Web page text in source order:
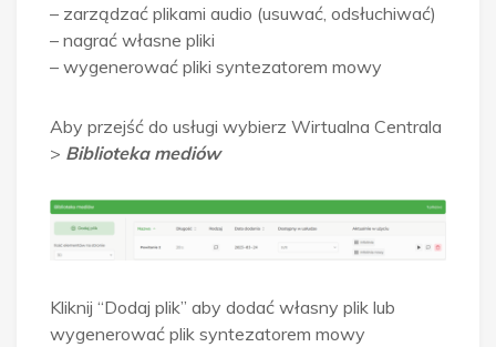
– zarządzać plikami audio (usuwać, odsłuchiwać)
– nagrać własne pliki
– wygenerować pliki syntezatorem mowy
Aby przejść do usługi wybierz Wirtualna Centrala
> Biblioteka mediów
Kliknij “Dodaj plik” aby dodać własny plik lub
wygenerować plik syntezatorem mowy